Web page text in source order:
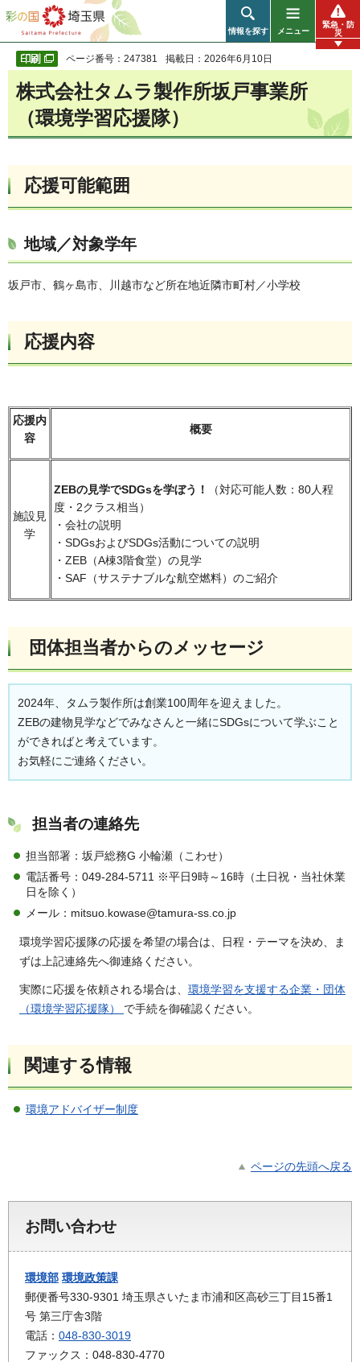
彩の国 埼玉県
情報を探す メニュー
緊急・防
災
ページ番号：247381 掲載日：2026年6月10日
株式会社タムラ製作所坂戸事業所
（環境学習応援隊）
応援可能範囲
地域／対象学年
坂戸市、鶴ヶ島市、川越市など所在地近隣市町村／小学校
応援内容
応援内
容
概要
施設見
学
ZEBの見学でSDGsを学ぼう！
（対応可能人数：80人程
度・2クラス相当）
・会社の説明
・SDGsおよびSDGs活動についての説明
・ZEB（A棟3階食堂）の見学
・SAF（サステナブルな航空燃料）のご紹介
団体担当者からのメッセージ
2024年、タムラ製作所は創業100周年を迎えました。
ZEBの建物見学などでみなさんと一緒にSDGsについて学ぶこと
ができればと考えています。
お気軽にご連絡ください。
担当者の連絡先
担当部署：坂戸総務G 小輪瀬（こわせ）
電話番号：049-284-5711 ※平日9時～16時（土日祝・当社休業
日を除く）
メール：mitsuo.kowase@tamura-ss.co.jp
環境学習応援隊の応援を希望の場合は、日程・テーマを決め、ま
ずは上記連絡先へ御連絡ください。
実際に応援を依頼される場合は、 環境学習を支援する企業・団体
（環境学習応援隊） で手続を御確認ください。
関連する情報
環境アドバイザー制度
ページの先頭へ戻る
お問い合わせ
環境部 環境政策課
郵便番号330-9301 埼玉県さいたま市浦和区高砂三丁目15番1
号 第三庁舎3階
電話： 048-830-3019
ファックス：048-830-4770